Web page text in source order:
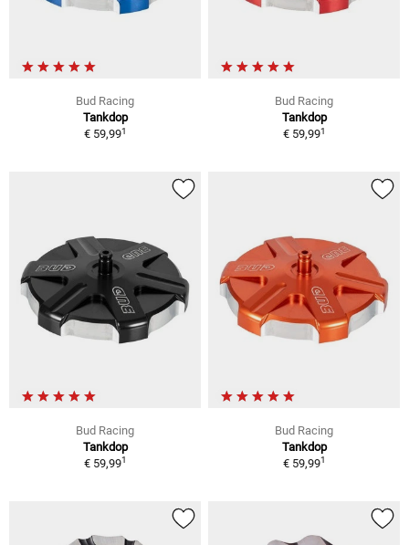
Bud Racing
Tankdop
€ 59,991
Bud Racing
Tankdop
€ 59,991
Bud Racing
Tankdop
€ 59,991
Bud Racing
Tankdop
€ 59,991